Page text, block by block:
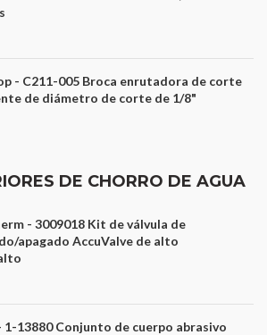
- C211-005 Broca enrutadora de corte
de diámetro de corte de 1/8"
DE CHORRO DE AGUA
- 3009018 Kit de válvula de
apagado AccuValve de alto
1-13880 Conjunto de cuerpo abrasivo